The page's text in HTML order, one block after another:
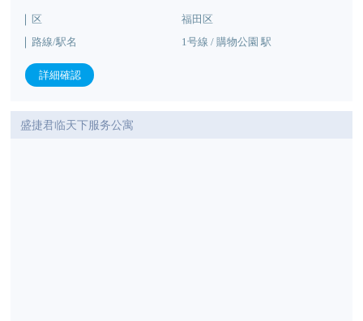
区
福田区
路線/駅名
1号線 / 購物公園 駅
詳細確認
盛捷君临天下服务公寓